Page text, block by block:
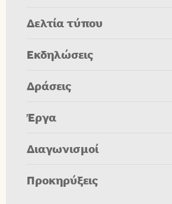
Δελτία τύπου
Εκδηλώσεις
Δράσεις
Έργα
Διαγωνισμοί
Προκηρύξεις